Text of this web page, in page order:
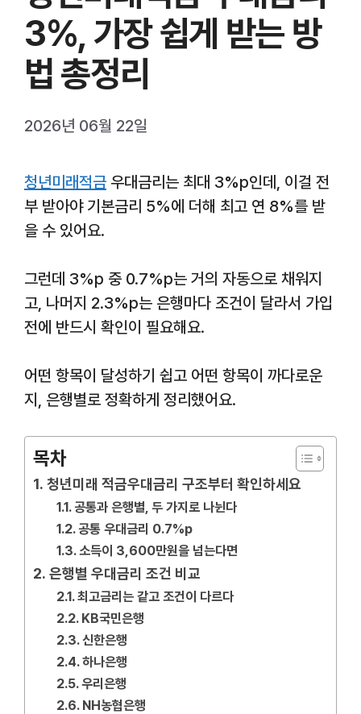
3%, 가장 쉽게 받는 방
법 총정리
2026년 06월 22일
청년미래적금 우대금리는 최대 3%p인데, 이걸 전
부 받아야 기본금리 5%에 더해 최고 연 8%를 받
을 수 있어요.
그런데 3%p 중 0.7%p는 거의 자동으로 채워지
고, 나머지 2.3%p는 은행마다 조건이 달라서 가입
전에 반드시 확인이 필요해요.
어떤 항목이 달성하기 쉽고 어떤 항목이 까다로운
지, 은행별로 정확하게 정리했어요.
목차
청년미래 적금우대금리 구조부터 확인하세요
공통과 은행별, 두 가지로 나뉜다
공통 우대금리 0.7%p
소득이 3,600만원을 넘는다면
은행별 우대금리 조건 비교
최고금리는 같고 조건이 다르다
KB국민은행
신한은행
하나은행
우리은행
NH농협은행